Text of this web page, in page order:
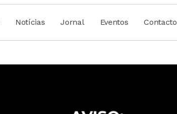
Notícias Jornal Eventos Contacto